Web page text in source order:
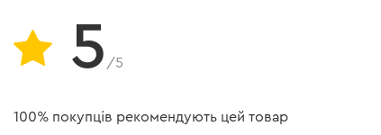
5 /5
100% покупців рекомендують цей товар